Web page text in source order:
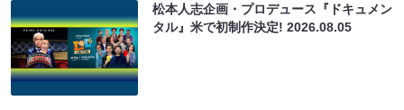
松本人志企画・プロデュース『ドキュメン
タル』米で初制作決定!2026.08.05